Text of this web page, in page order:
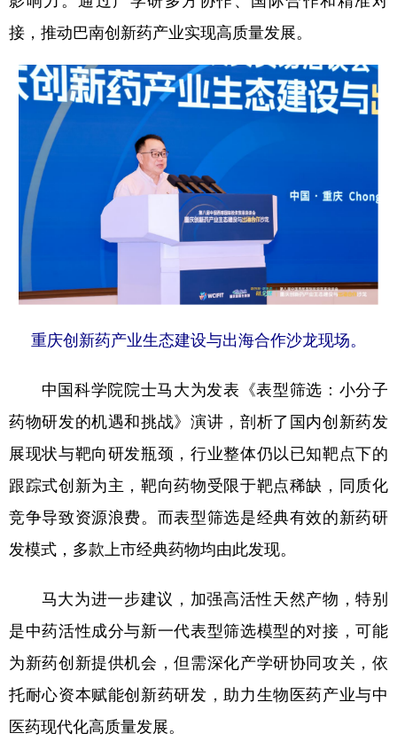
接，推动巴南创新药产业实现高质量发展。
重庆创新药产业生态建设与出海合作沙龙现场。
中国科学院院士马大为发表《表型筛选：小分子
药物研发的机遇和挑战》演讲，剖析了国内创新药发
展现状与靶向研发瓶颈，行业整体仍以已知靶点下的
跟踪式创新为主，靶向药物受限于靶点稀缺，同质化
竞争导致资源浪费。而表型筛选是经典有效的新药研
发模式，多款上市经典药物均由此发现。
马大为进一步建议，加强高活性天然产物，特别
是中药活性成分与新一代表型筛选模型的对接，可能
为新药创新提供机会，但需深化产学研协同攻关，依
托耐心资本赋能创新药研发，助力生物医药产业与中
医药现代化高质量发展。